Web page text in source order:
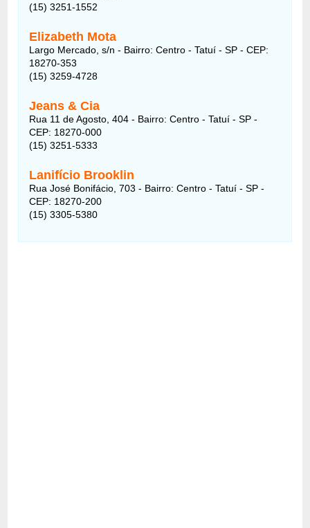
(15) 3251-1552
Elizabeth Mota
Largo Mercado, s/n - Bairro: Centro - Tatuí - SP - CEP:
18270-353
(15) 3259-4728
Jeans & Cia
Rua 11 de Agosto, 404 - Bairro: Centro - Tatuí - SP -
CEP: 18270-000
(15) 3251-5333
Lanifício Brooklin
Rua José Bonifácio, 703 - Bairro: Centro - Tatuí - SP -
CEP: 18270-200
(15) 3305-5380